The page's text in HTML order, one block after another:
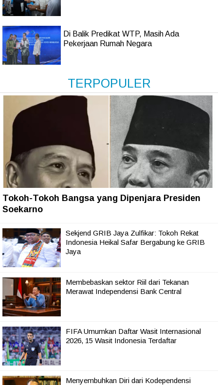
Di Balik Predikat WTP, Masih Ada
Pekerjaan Rumah Negara
TERPOPULER
Tokoh-Tokoh Bangsa yang Dipenjara Presiden
Soekarno
Sekjend GRIB Jaya Zulfikar: Tokoh Rekat
Indonesia Heikal Safar Bergabung ke GRIB
Jaya
Membebaskan sektor Riil dari Tekanan
Merawat Independensi Bank Central
FIFA Umumkan Daftar Wasit Internasional
2026, 15 Wasit Indonesia Terdaftar
Menyembuhkan Diri dari Kodependensi